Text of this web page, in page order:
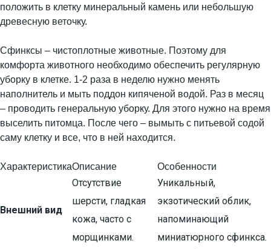
положить в клетку минеральный камень или небольшую
древесную веточку.
Сфинксы – чистоплотные животные. Поэтому для
комфорта животного необходимо обеспечить регулярную
уборку в клетке. 1-2 раза в неделю нужно менять
наполнитель и мыть поддон кипяченой водой. Раз в месяц
– проводить генеральную уборку. Для этого нужно на время
выселить питомца. После чего – вымыть с питьевой содой
саму клетку и все, что в ней находится.
ХарактеристикаОписание Особенности
Внешний вид
Отсутствие
шерсти, гладкая
кожа, часто с
морщинками.
Уникальный,
экзотический облик,
напоминающий
миниатюрного сфинкса.